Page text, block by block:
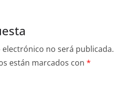
no será publicada.
están marcados con *